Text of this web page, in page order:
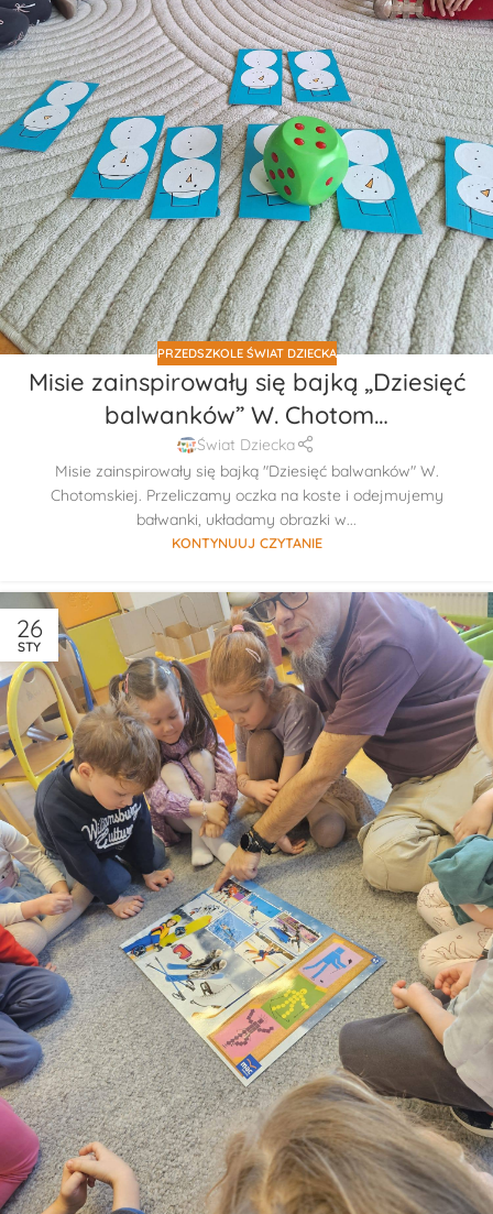
PRZEDSZKOLE ŚWIAT DZIECKA
Misie zainspirowały się bajką „Dziesięć
balwanków” W. Chotom…
Świat Dziecka
Misie zainspirowały się bajką "Dziesięć balwanków" W.
Chotomskiej. Przeliczamy oczka na koste i odejmujemy
bałwanki, układamy obrazki w...
KONTYNUUJ CZYTANIE
26
STY